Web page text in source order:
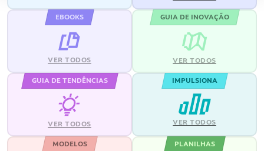
EBOOKS
VER TODOS
GUIA DE INOVAÇÃO
VER TODOS
GUIA DE TENDÊNCIAS
VER TODOS
IMPULSIONA
VER TODOS
MODELOS PLANILHAS